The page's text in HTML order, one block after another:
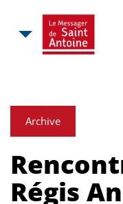
Archive
Régis